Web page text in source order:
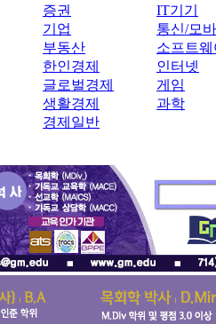
증권
기업
부동산
한인경제
글로벌경제
생활경제
경제일반
IT기기
통신/모
소프트웨
인터넷
게임
과학